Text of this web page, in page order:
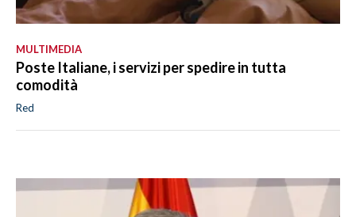
MULTIMEDIA
Poste Italiane, i servizi per spedire in tutta
comodità
Red